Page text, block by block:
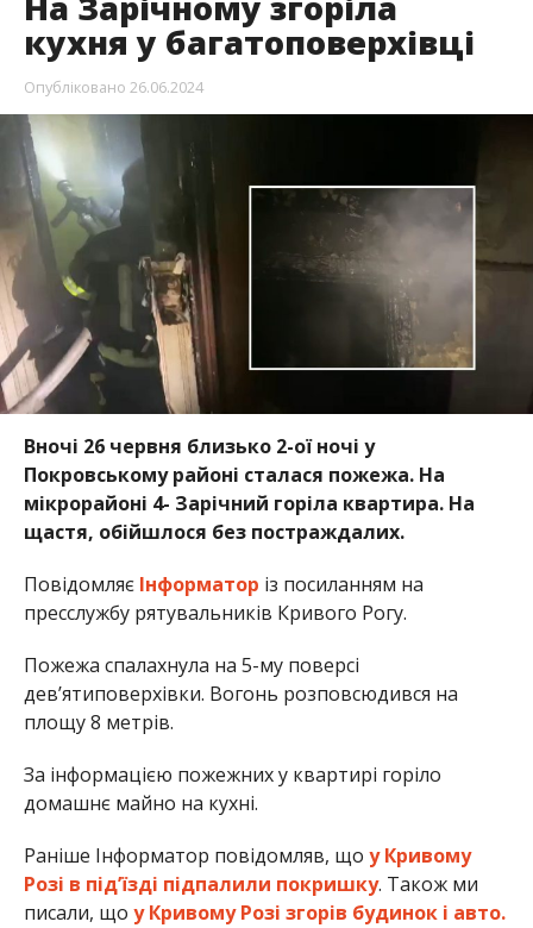
кухня у багатоповерхівці
Опубліковано 26.06.2024
Вночі 26 червня близько 2-ої ночі у
Покровському районі сталася пожежа. На
мікрорайоні 4- Зарічний горіла квартира. На
щастя, обійшлося без постраждалих.
Повідомляє Інформатор із посиланням на
пресслужбу рятувальників Кривого Рогу.
Пожежа спалахнула на 5-му поверсі
дев’ятиповерхівки. Вогонь розповсюдився на
площу 8 метрів.
За інформацією пожежних у квартирі горіло
домашнє майно на кухні.
Раніше Інформатор повідомляв, що у Кривому
Розі в під’їзді підпалили покришку. Також ми
писали, що у Кривому Розі згорів будинок і авто.